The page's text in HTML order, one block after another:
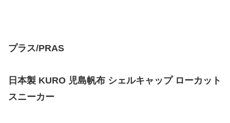
プラス/PRAS
日本製 KURO 児島帆布 シェルキャップ ローカット
スニーカー